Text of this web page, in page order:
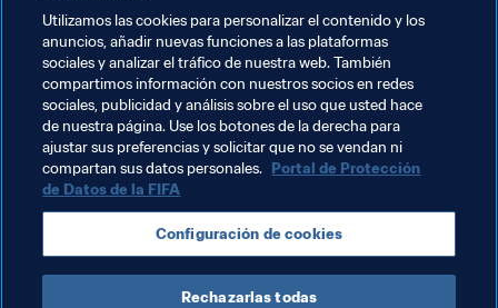
partido es limitada. Si el genio de la botella ofreciese
concederme un deseo, pediría volver a ser joven y tener
la oportunidad de jugar un Mundial hoy en día.
Temas relacionados
Organización
Copa Mundial Femenina de la FIFA 1991 UEFA
Utilizamos las cookies para personalizar el contenido y los
anuncios, añadir nuevas funciones a las plataformas
sociales y analizar el tráfico de nuestra web. También
compartimos información con nuestros socios en redes
sociales, publicidad y análisis sobre el uso que usted hace
de nuestra página. Use los botones de la derecha para
ajustar sus preferencias y solicitar que no se vendan ni
compartan sus datos personales. Portal de Protección
de Datos de la FIFA
Configuración de cookies
Rechazarlas todas